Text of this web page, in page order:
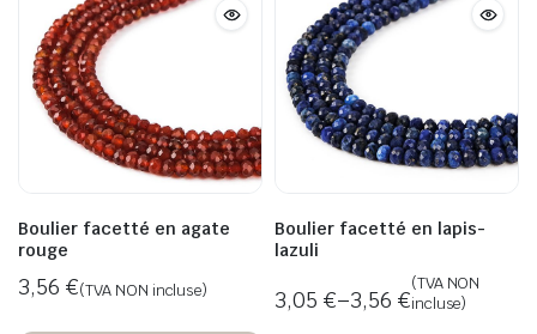
Boulier facetté en agate
rouge
3,56 €(TVA NON incluse)
Boulier facetté en lapis-
lazuli
3,05 €–3,56 €
(TVA NON
incluse)